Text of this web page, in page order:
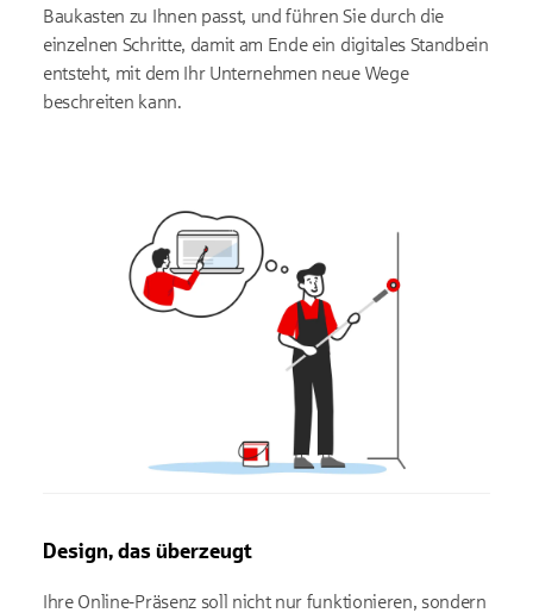
Baukasten zu Ihnen passt, und führen Sie durch die
einzelnen Schritte, damit am Ende ein digitales Standbein
entsteht, mit dem Ihr Unternehmen neue Wege
beschreiten kann.
Design, das überzeugt
Ihre Online-Präsenz soll nicht nur funktionieren, sondern